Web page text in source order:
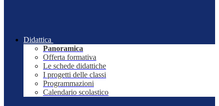
Didattica
Panoramica
Offerta formativa
Le schede didattiche
I progetti delle classi
Programmazioni
Calendario scolastico